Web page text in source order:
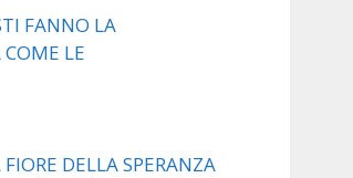
DELLA SPERANZA